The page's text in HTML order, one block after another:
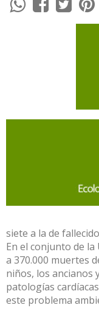
siete a la de
En el conjunto de la
a 370.000 muertes
niños, los ancianos
patologías
este problema